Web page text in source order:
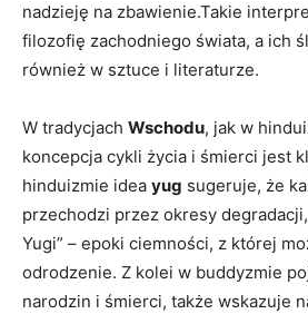
nadzieję na zbawienie.Takie
filozofię zachodniego świata, a ich
również w sztuce i literaturze.
W tradycjach Wschodu, jak w
koncepcja cykli życia i śmierci jest
hinduizmie idea yug sugeruje, że
przechodzi przez okresy
Yugi” – epoki ciemności, z której
odrodzenie. Z kolei w buddyzmie
narodzin i śmierci, także wskazuje